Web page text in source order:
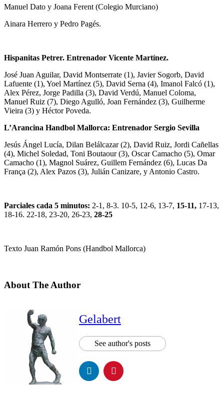
Manuel Dato y Joana Ferent (Colegio Murciano)
Ainara Herrero y Pedro Pagés.
Hispanitas Petrer. Entrenador Vicente Martínez.
José Juan Aguilar, David Montserrate (1), Javier Sogorb, David
Lafuente (1), Yoel Martínez (5), David Serna (4), Imanol Falcó (1),
Alex Pérez, Jorge Padilla (3), David Verdú, Manuel Coloma,
Manuel Ruiz (7), Diego Agulló, Joan Fernández (3), Guilherme
Vieira (3) y Héctor Poveda.
L’Arancina Handbol Mallorca: Entrenador Sergio Sevilla
Jesús Ángel Lucía, Dilan Belálcazar (2), David Ruiz, Jordi Cañellas
(4), Michel Soledad, Toni Boutaour (3), Oscar Camacho (5), Omar
Camacho (1), Magnol Suárez, Guillem Fernández (6), Lucas Da
França (2), Alex Pazos (3), Julián Canizare, y Antonio Castro.
Parciales cada 5 minutos: 2-1, 8-3. 10-5, 12-6, 13-7, 15-11, 17-13,
18-16. 22-18, 23-20, 26-23, 28-25
Texto Juan Ramón Pons (Handbol Mallorca)
About The Author
Gelabert
See author's posts